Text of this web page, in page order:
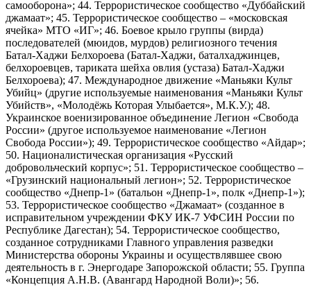
самооборона»; 44. Террористическое сообщество «Дуббайский
джамаат»; 45. Террористическое сообщество – «московская
ячейка» МТО «ИГ»; 46. Боевое крыло группы (вирда)
последователей (мюидов, мурдов) религиозного течения
Батал-Хаджи Белхороева (Батал-Хаджи, баталхаджинцев,
белхороевцев, тариката шейха овлия (устаза) Батал-Хаджи
Белхороева); 47. Международное движение «Маньяки Культ
Убийц» (другие используемые наименования «Маньяки Культ
Убийств», «Молодёжь Которая Улыбается», М.К.У.); 48.
Украинское военизированное объединение Легион «Свобода
России» (другое используемое наименование «Легион
Свобода России»); 49. Террористическое сообщество «Айдар»;
50. Националистическая организация «Русский
добровольческий корпус»; 51. Террористическое сообщество –
«Грузинский национальный легион»; 52. Террористическое
сообщество «Днепр-1» (батальон «Днепр-1», полк «Днепр-1»);
53. Террористическое сообщество «Джамаат» (созданное в
исправительном учреждении ФКУ ИК-7 УФСИН России по
Республике Дагестан); 54. Террористическое сообщество,
созданное сотрудниками Главного управления разведки
Министерства обороны Украины и осуществлявшее свою
деятельность в г. Энергодаре Запорожской области; 55. Группа
«Концепция А.Н.В. (Авангард Народной Воли)»; 56.